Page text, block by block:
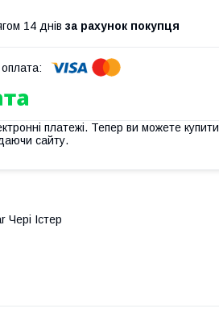
14 днів за рахунок покупця
платежі. Тепер ви можете купити
сайту.
Чері Істер